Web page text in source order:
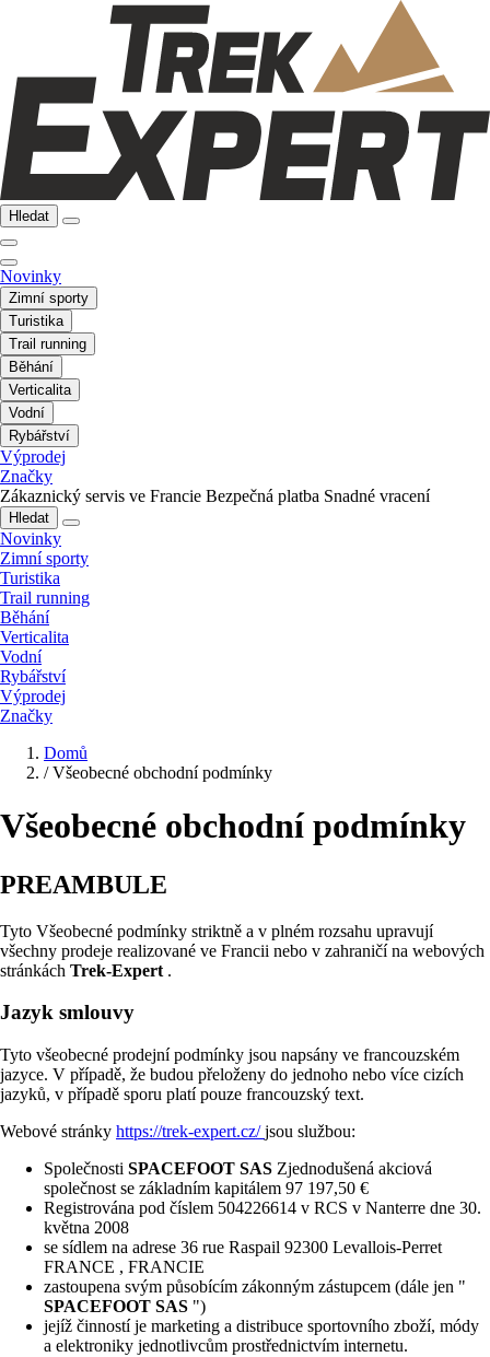
Hledat
Novinky
Zimní sporty
Turistika
Trail running
Běhání
Verticalita
Vodní
Rybářství
Výprodej
Značky
Zákaznický servis ve Francie Bezpečná platba Snadné vracení
Hledat
Novinky
Zimní sporty
Turistika
Trail running
Běhání
Verticalita
Vodní
Rybářství
Výprodej
Značky
Domů
/ Všeobecné obchodní podmínky
Všeobecné obchodní podmínky
PREAMBULE
Tyto Všeobecné podmínky striktně a v plném rozsahu upravují
všechny prodeje realizované ve Francii nebo v zahraničí na webových
stránkách Trek-Expert .
Jazyk smlouvy
Tyto všeobecné prodejní podmínky jsou napsány ve francouzském
jazyce. V případě, že budou přeloženy do jednoho nebo více cizích
jazyků, v případě sporu platí pouze francouzský text.
Webové stránky https://trek-expert.cz/jsou službou:
Společnosti SPACEFOOT SAS Zjednodušená akciová
společnost se základním kapitálem 97 197,50 €
Registrována pod číslem 504226614 v RCS v Nanterre dne 30.
května 2008
se sídlem na adrese 36 rue Raspail 92300 Levallois-Perret
FRANCE , FRANCIE
zastoupena svým působícím zákonným zástupcem (dále jen "
SPACEFOOT SAS ")
jejíž činností je marketing a distribuce sportovního zboží, módy
a elektroniky jednotlivcům prostřednictvím internetu.